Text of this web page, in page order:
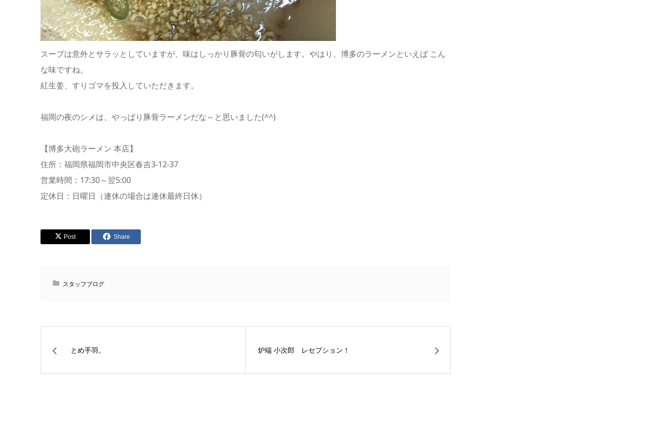
スープは意外とサラッとしていますが、味はしっかり豚骨の匂いがします。やはり、博多のラーメンといえば こん
な味ですね。
紅生姜、すりゴマを投入していただきます。
福岡の夜のシメは、やっぱり豚骨ラーメンだな～と思いました(^^)
【博多大砲ラーメン 本店】
住所：福岡県福岡市中央区春吉3-12-37
営業時間：17:30～翌5:00
定休日：日曜日（連休の場合は連休最終日休）
Post Share
スタッフブログ
とめ手羽。 炉端 小次郎 レセプション！